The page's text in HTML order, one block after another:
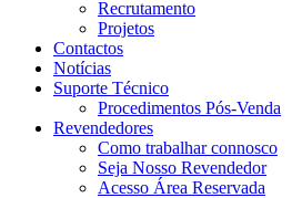
Recrutamento
Projetos
Contactos
Notícias
Suporte Técnico
Procedimentos Pós-Venda
Revendedores
Como trabalhar connosco
Seja Nosso Revendedor
Acesso Área Reservada